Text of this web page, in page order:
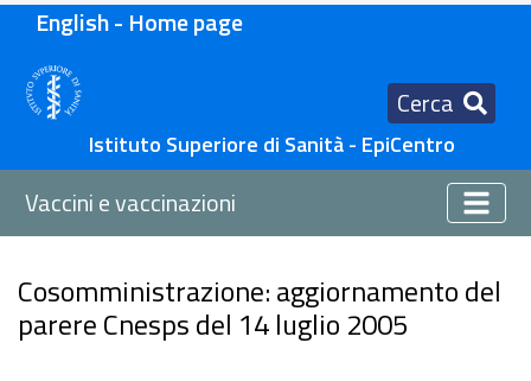
English - Home page
Cerca
Istituto Superiore di Sanità - EpiCentro
Vaccini e vaccinazioni
Cosomministrazione: aggiornamento del
parere Cnesps del 14 luglio 2005